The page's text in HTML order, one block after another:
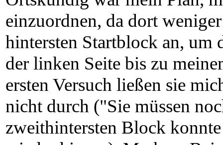
einzuordnen, da dort
hintersten Startblock an, um
der linken Seite bis zu
ersten Versuch ließen sie
nicht durch ("Sie müssen
zweithintersten Block